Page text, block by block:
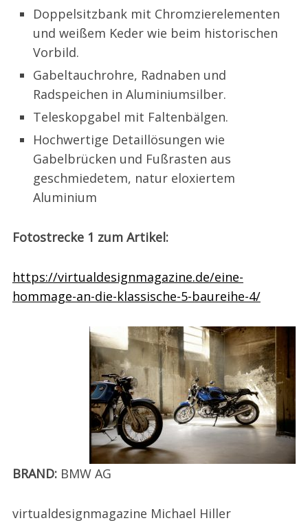
Doppelsitzbank mit Chromzierelementen
und weißem Keder wie beim historischen
Vorbild.
Gabeltauchrohre, Radnaben und
Radspeichen in Aluminiumsilber.
Teleskopgabel mit Faltenbälgen.
Hochwertige Detaillösungen wie
Gabelbrücken und Fußrasten aus
geschmiedetem, natur eloxiertem
Aluminium
Fotostrecke 1 zum Artikel:
https://virtualdesignmagazine.de/eine-
hommage-an-die-klassische-5-baureihe-4/
BRAND:BMW AG
virtualdesignmagazine Michael Hiller